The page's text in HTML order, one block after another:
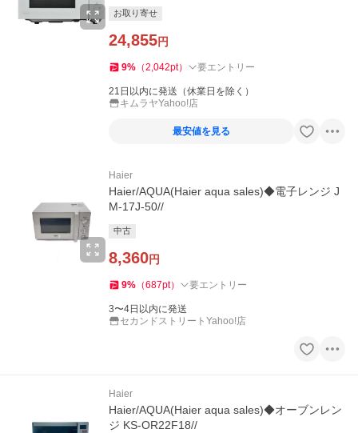
お取り寄せ
24,855円
9% （2,042pt） 要エントリー
21日以内に発送（休業日を除く）
キムラヤYahoo!店
最安値を見る
Haier
Haier/AQUA(Haier aqua sales)◆電子レンジ J
M-17J-50//
中古
8,360円
9% （687pt） 要エントリー
3〜4日以内に発送
セカンドストリートYahoo!店
Haier
Haier/AQUA(Haier aqua sales)◆オーブンレン
ジ KS-OR22F18//